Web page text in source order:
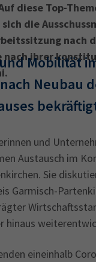
diese Top-
die
nach
nach ihrer
Mobilität
Neubau
und
Austausch im
Sie
Garmisch-
hinaus
eineinhalb